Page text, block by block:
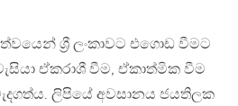
ශ්‍රී ලංකාවට එගොඩ වීමට
ඒකරාශී වීම, ඒකාත්මික වීම
ලිපියේ අවසානය ජයතිලක